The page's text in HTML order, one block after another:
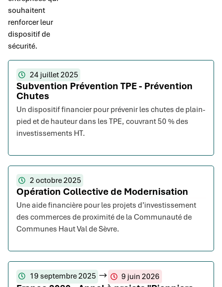
souhaitent
renforcer leur
dispositif de
sécurité.
24 juillet 2025
Subvention Prévention TPE - Prévention
Chutes
Un dispositif financier pour prévenir les chutes de plain-
pied et de hauteur dans les TPE, couvrant 50 % des
investissements HT.
2 octobre 2025
Opération Collective de Modernisation
Une aide financière pour les projets d’investissement
des commerces de proximité de la Communauté de
Communes Haut Val de Sèvre.
19 septembre 2025 9 juin 2026